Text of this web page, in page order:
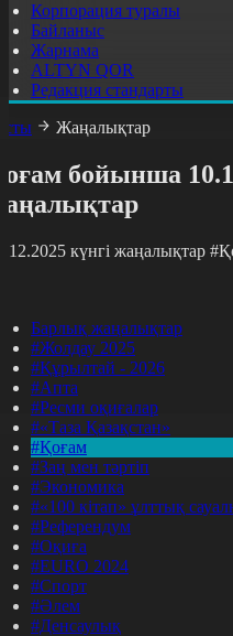
Корпорация туралы
Байланыс
Жарнама
ALTYN QOR
Редакция стандарты
Жаңалықтар
бойынша
күнгі жаңалықтар
Барлық жаңалықтар
#Жолдау 2025
#Құрылтай - 2026
#Апта
#Ресми оқиғалар
#«Таза Қазақстан»
#Қоғам
#Заң мен тәртіп
#Экономика
#«100 кітап» ұлттық
#Референдум
#Оқиға
#EURO 2024
#Спорт
#Әлем
#Денсаулық